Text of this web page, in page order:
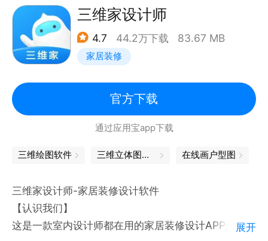
建模和大型结构绘制也有很好的支持。
如果您想要在大屏幕设备(平板)上使用，请安装“结构
大师HD”App。
版“结构大师”是为了小屏手机设计的，在体验上可能受
屏幕尺寸限制并不如人意。为平板电脑设计的HD版才
是倾注了作者最大心血的经典版本。
1）智能模块：可模拟人脑分析解题步骤
2）工程模块：内力包络图/内力系数表/混凝土配筋等
3）科技感满满的暗黑主题
4）材质库中可根据型材类型自定义截面
三维家设计师
4.7 44.2万下载 83.67 MB
家居装修
官方下载
通过应用宝app下载
三维绘图软件 三维立体图软件 在线画户型图
三维家设计师-家居装修设计软件
【认识我们】
这是一款室内设计师都在用的家居装修设计APP,我们
展开